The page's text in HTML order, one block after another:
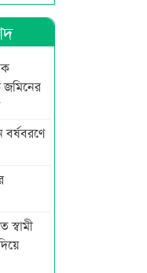
গাছ পড়ে মাদ্রাসা ভবন
বর্ষবরণে